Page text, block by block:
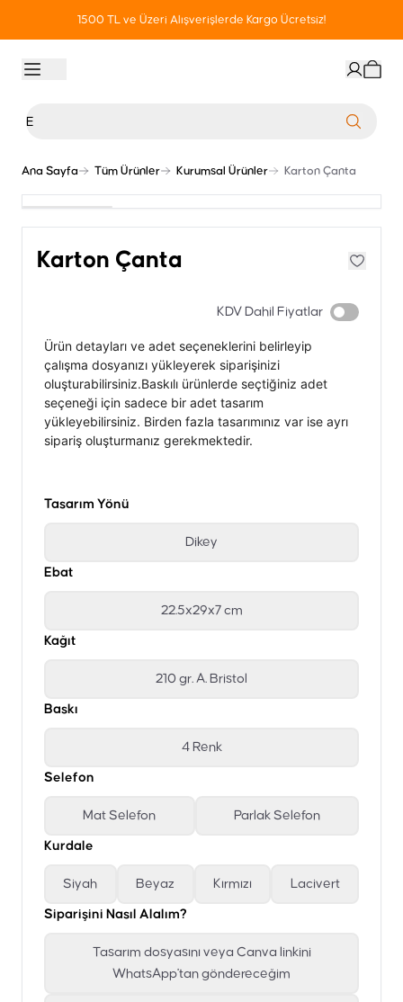
1500 TL ve Üzeri Alışverişlerde Kargo Ücretsiz!
Ana Sayfa Tüm Ürünler Kurumsal Ürünler Karton Çanta
Karton Çanta
KDV Dahil Fiyatlar
Ürün detayları ve adet seçeneklerini belirleyip
çalışma dosyanızı yükleyerek siparişinizi
oluşturabilirsiniz.Baskılı ürünlerde seçtiğiniz adet
seçeneği için sadece bir adet tasarım
yükleyebilirsiniz. Birden fazla tasarımınız var ise ayrı
sipariş oluşturmanız gerekmektedir.
Tasarım Yönü
Dikey
Ebat
22.5x29x7 cm
Kağıt
210 gr. A. Bristol
Baskı
4 Renk
Selefon
Mat Selefon Parlak Selefon
Kurdale
Siyah Beyaz Kırmızı Lacivert
Siparişini Nasıl Alalım?
Tasarım dosyasını veya Canva linkini
WhatsApp'tan göndereceğim